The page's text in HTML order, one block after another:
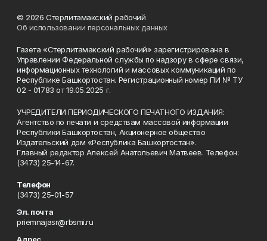
© 2026 Стерлитамакский рабочий
Об использовании персональных данных
Газета «Стерлитамакский рабочий» зарегистрирована в
Управлении Федеральной службы по надзору в сфере связи,
информационных технологий и массовых коммуникаций по
Республике Башкортостан. Регистрационный номер ПИ № ТУ
02 - 01783 от 19.05.2025 г.
УЧРЕДИТЕЛИ ПЕРИОДИЧЕСКОГО ПЕЧАТНОГО ИЗДАНИЯ:
Агентство по печати и средствам массовой информации
Республики Башкортостан, Акционерное общество
Издательский дом «Республика Башкортостан».
Главный редактор Алексей Анатольевич Матвеев. Телефон:
(3473) 25-14-67.
Телефон
(3473) 25-01-57
Эл. почта
priemnajasr@rbsmi.ru